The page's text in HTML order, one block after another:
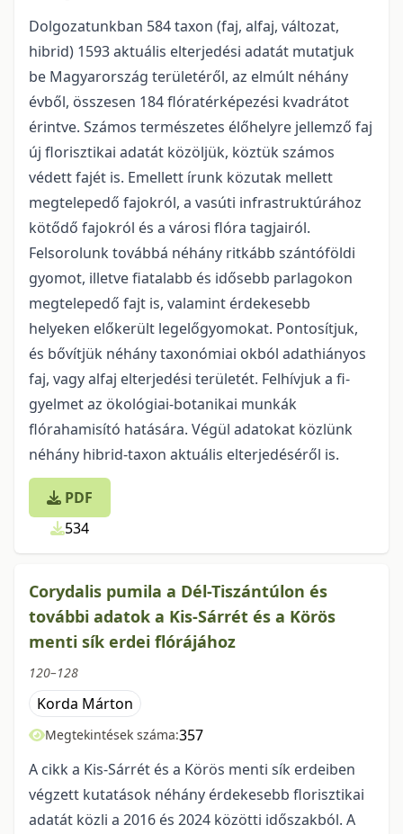
Dolgozatunkban 584 taxon (faj, alfaj, változat,
hibrid) 1593 aktuális elterje­dési adatát mutatjuk
be Magyarország területéről, az elmúlt néhány
évből, összesen 184 fló­ratérké­pezési kvadrátot
érintve. Számos természetes élőhelyre jellemző faj
új florisztikai adatát közöl­jük, köztük számos
védett fajét is. Emellett írunk közutak mellett
megtelepedő fajokról, a vasúti infrastruktúrához
kötődő fajokról és a városi flóra tagjairól.
Felsorolunk továbbá néhány ritkább szántóföldi
gyomot, illetve fiatalabb és idősebb parlagokon
megtele­pedő fajt is, valamint érdeke­sebb
helyeken előkerült legelőgyomokat. Pontosítjuk,
és bővít­jük néhány taxonómiai okból adat­hiányos
faj, vagy alfaj elterjedési területét. Felhívjuk a fi­
gyelmet az ökológiai-botanikai munkák
flórahamisító hatására. Végül adatokat közlünk
né­hány hibrid-taxon aktuális elterjedéséről is.
PDF
534
Corydalis pumila a Dél-Tiszántúlon és
további adatok a Kis-Sárrét és a Körös
menti sík erdei flórájához
120–128
Korda Márton
Megtekintések száma:357
A cikk a Kis-Sárrét és a Körös menti sík erdeiben
végzett kutatások néhány érdeke­sebb florisztikai
adatát közli a 2016 és 2024 közötti időszakból. A